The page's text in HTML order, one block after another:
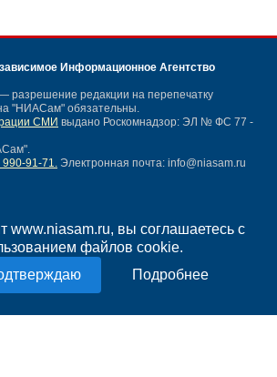
www.niasam.ru, вы соглашаетесь с
файлов cookie.
Подробнее
Информационное Агентство
разрешение редакции на перепечатку
"НИАСам" обязательны.
СМИ выдано Роскомнадзор: ЭЛ № ФС 77 -
990-91-71. Электронная почта: info@niasam.ru